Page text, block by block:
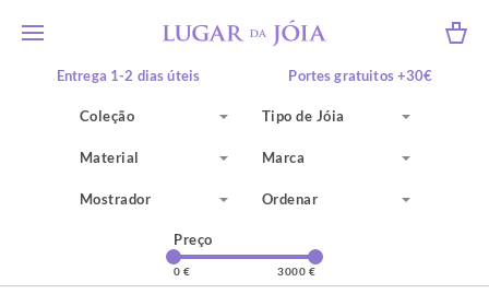
Entrega 1-2 dias úteis Portes gratuitos +30€
10% desconto +50€* Recolha em loja física
Coleção Tipo de Jóia
Material Marca
Mostrador Ordenar
Preço
0 € 3000 €